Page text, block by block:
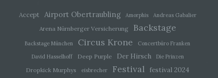
Accept Airport Obertraubling Amorphis Andreas Gabalier
Arena Nürnberger Versicherung Backstage
Backstage München Circus Krone
Concertbüro Franken
David Hasselhoff
Deep Purple Der Hirsch Die Prinzen
Dropkick Murphys eisbrecher Festival festival 2024
wirtschaftlicher Lage, Gesundheit, persönlicher
Vorlieben, Interessen, Zuverlässigkeit, Verhalten,
Aufenthaltsort oder Ortswechsel dieser
vorherzusagen.
f) Pseudonymisierung